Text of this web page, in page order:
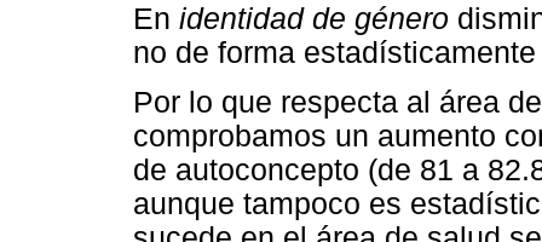
En identidad de género
no de forma
Por lo que respecta al área
comprobamos un aumento
de autoconcepto (de 81 a
aunque tampoco es